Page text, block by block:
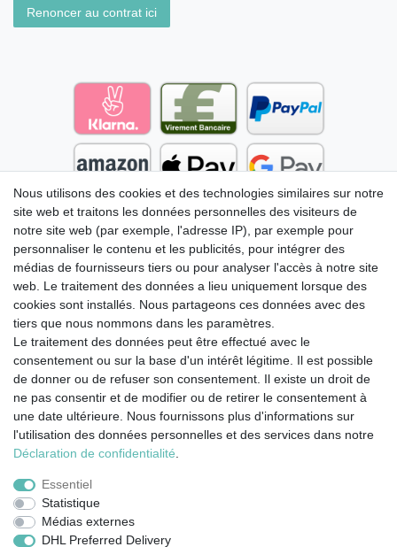
Renoncer au contrat ici
Mentions légales Déclaration de confidentialité
Conditions générales
Nous utilisons des cookies et des technologies similaires sur notre
site web et traitons les données personnelles des visiteurs de
notre site web (par exemple, l'adresse IP), par exemple pour
personnaliser le contenu et les publicités, pour intégrer des
médias de fournisseurs tiers ou pour analyser l'accès à notre site
web. Le traitement des données a lieu uniquement lorsque des
cookies sont installés. Nous partageons ces données avec des
tiers que nous nommons dans les paramètres.
Le traitement des données peut être effectué avec le
consentement ou sur la base d'un intérêt légitime. Il est possible
de donner ou de refuser son consentement. Il existe un droit de
ne pas consentir et de modifier ou de retirer le consentement à
une date ultérieure. Nous fournissons plus d'informations sur
l'utilisation des données personnelles et des services dans notre
Déclaration de confidentialité
Essentiel
Statistique
Médias externes
DHL Preferred Delivery